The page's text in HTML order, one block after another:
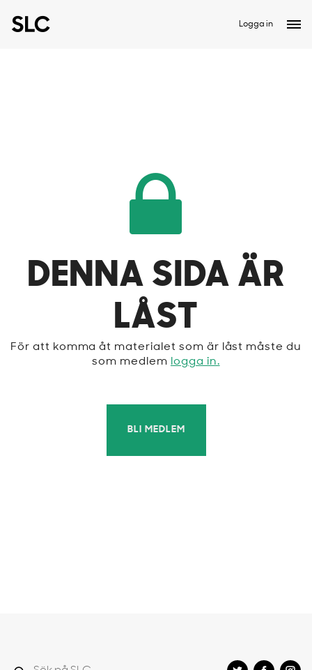
Logga in
DENNA SIDA ÄR
LÅST
För att komma åt materialet som är låst måste du
som medlem logga in.
BLI MEDLEM